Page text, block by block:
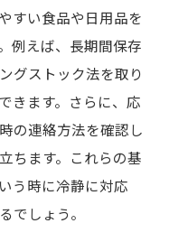
践
み込む方法
実例
訓練の進め方
賢い選択肢
び方
すい食品や日用品を
例えば、長期間保存
グストック法を取り
きます。さらに、応
の連絡方法を確認し
ちます。これらの基
う時に冷静に対応
でしょう。